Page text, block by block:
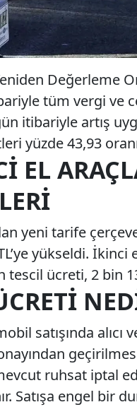
Değerleme
tüm vergi ve
itibariyle artış
yüzde 43,93
EL
yeni tarife
yükseldi.
tescil ücreti, 2 bin
satışında alıcı
ruhsat iptal
Satışa engel bir